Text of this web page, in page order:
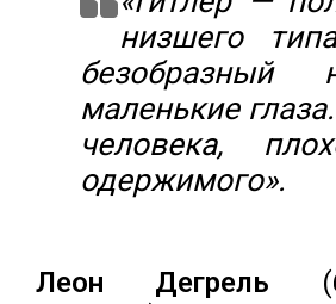
низшего
маленькие
человека,
одержимого».
Леон Дегрель